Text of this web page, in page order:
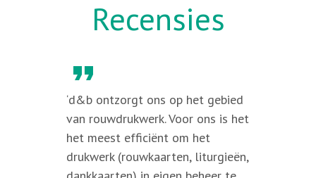
Recensies
format_quote
‘d&b ontzorgt ons op het gebied
van rouwdrukwerk. Voor ons is het
het meest efficiënt om het
drukwerk (rouwkaarten, liturgieën,